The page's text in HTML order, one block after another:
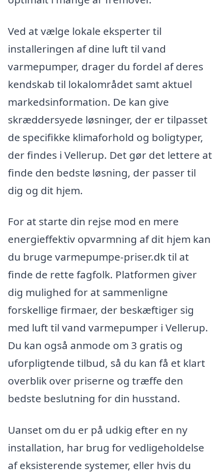
Ved at vælge lokale eksperter til
installeringen af dine luft til vand
varmepumper, drager du fordel af deres
kendskab til lokalområdet samt aktuel
markedsinformation. De kan give
skræddersyede løsninger, der er tilpasset
de specifikke klimaforhold og boligtyper,
der findes i Vellerup. Det gør det lettere at
finde den bedste løsning, der passer til
dig og dit hjem.
For at starte din rejse mod en mere
energieffektiv opvarmning af dit hjem kan
du bruge varmepumpe-priser.dk til at
finde de rette fagfolk. Platformen giver
dig mulighed for at sammenligne
forskellige firmaer, der beskæftiger sig
med luft til vand varmepumper i Vellerup.
Du kan også anmode om 3 gratis og
uforpligtende tilbud, så du kan få et klart
overblik over priserne og træffe den
bedste beslutning for din husstand.
Uanset om du er på udkig efter en ny
installation, har brug for vedligeholdelse
af eksisterende systemer, eller hvis du